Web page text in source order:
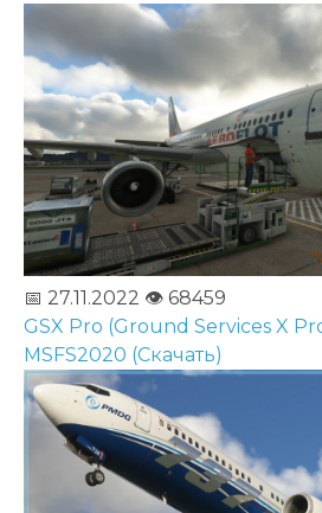
📅 27.11.2022 👁️ 68459
GSX Pro (Ground Services X
MSFS2020 (Скачать)